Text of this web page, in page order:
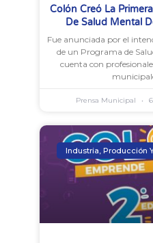
Colón Creó La
De Salud Mental
Fue anunciada por el
de un Programa de
cuenta con
Prensa Municipal
Industria, Producción